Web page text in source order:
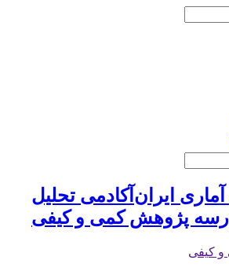
آکادمی تحلیل
پژوهش کمی و کیفی